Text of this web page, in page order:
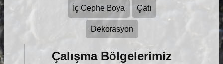
İç Cephe Boya Çatı
Dekorasyon
Çalışma Bölgelerimiz